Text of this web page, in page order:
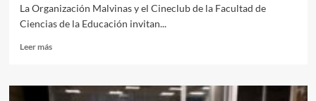
La Organización Malvinas y el Cineclub de la Facultad de
Ciencias de la Educación invitan...
Leer másRead
Guerra